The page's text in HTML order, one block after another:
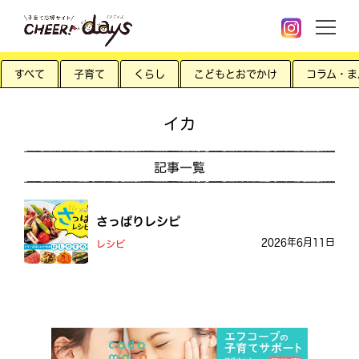
すべて 子育て くらし こどもとおでかけ コラム・
イカ
記事一覧
さっぱりレシピ
レシピ 2026年6月11日